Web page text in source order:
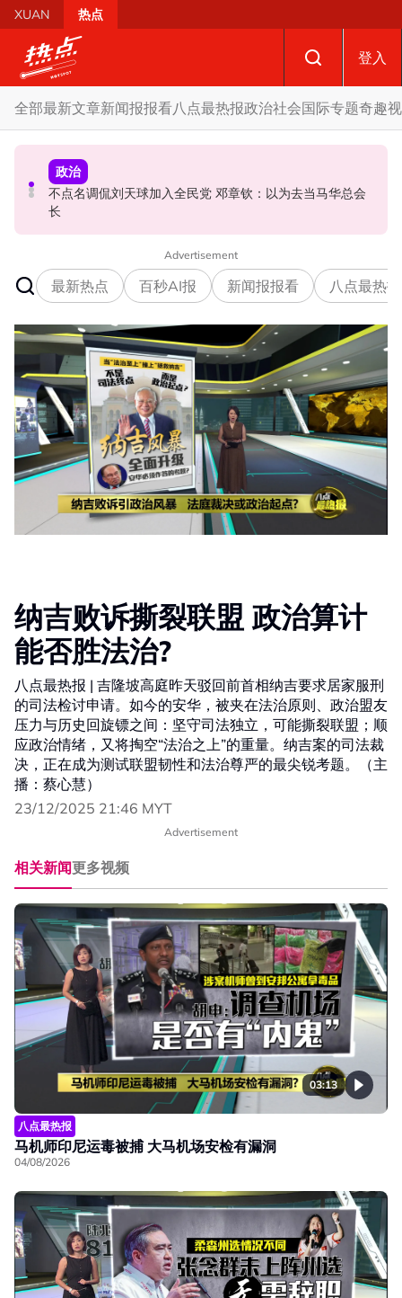
Skip to main content
XUAN 热点
登入
全部最新文章新闻报报看八点最热报政治社会国际专题奇趣
社会
国歌响起华人庙宇千人齐肃立 网友动容：这才是真正的马
来西亚
政治
不点名调侃刘天球加入全民党 邓章钦：以为去当马华总会
长
政治
马六甲州选 | 开放看待甲州选合作模式 国盟: 协商互换议席
没问题
Advertisement
最新热点 百秒AI报 新闻报报看 八点最热报
纳吉败诉撕裂联盟 政治算计
能否胜法治?
八点最热报 | 吉隆坡高庭昨天驳回前首相纳吉要求居家服刑
的司法检讨申请。如今的安华，被夹在法治原则、政治盟友
压力与历史回旋镖之间：坚守司法独立，可能撕裂联盟；顺
应政治情绪，又将掏空“法治之上”的重量。纳吉案的司法裁
决，正在成为测试联盟韧性和法治尊严的最尖锐考题。（主
播：蔡心慧）
23/12/2025 21:46 MYT
Advertisement
相关新闻更多视频
03:13
八点最热报
马机师印尼运毒被捕 大马机场安检有漏洞
04/08/2026